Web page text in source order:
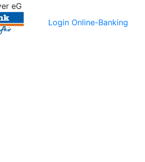
eG
Login Online-Banking